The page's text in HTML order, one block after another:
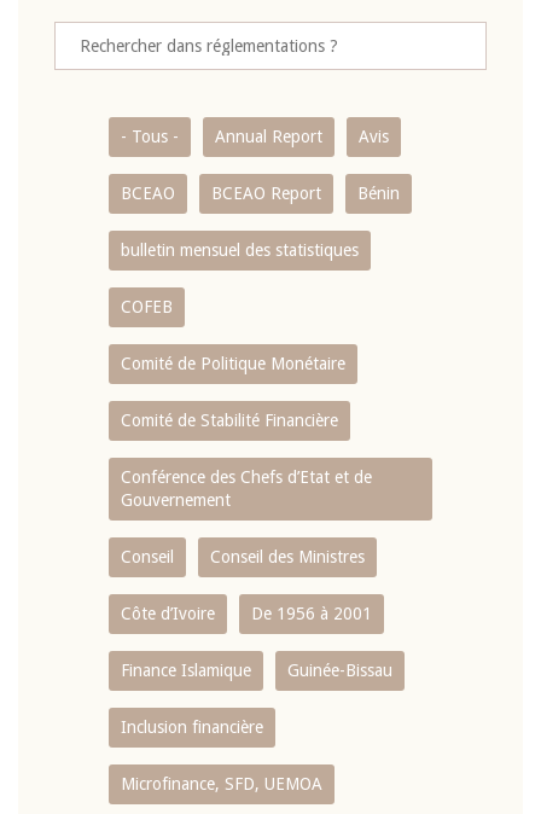
- Tous - Annual Report Avis
BCEAO BCEAO Report Bénin
bulletin mensuel des statistiques
COFEB
Comité de Politique Monétaire
Comité de Stabilité Financière
Conférence des Chefs d’Etat et de
Gouvernement
Conseil Conseil des Ministres
Côte d’Ivoire De 1956 à 2001
Finance Islamique Guinée-Bissau
Inclusion financière
Microfinance, SFD, UEMOA